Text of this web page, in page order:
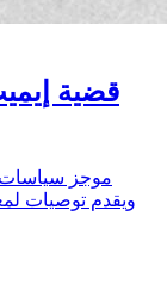
قضية
موجز سياسات
ويقدم توصيات